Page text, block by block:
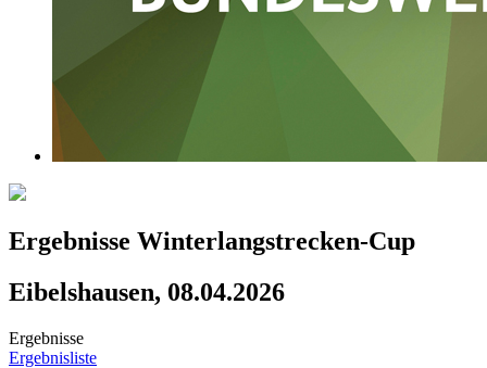
Ergebnisse Winterlangstrecken-Cup
Eibelshausen, 08.04.2026
Ergebnisse
Ergebnisliste